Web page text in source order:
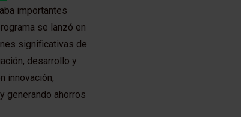
importantes
se lanzó en
significativas de
desarrollo y
innovación,
generando ahorros